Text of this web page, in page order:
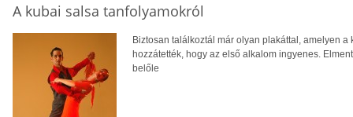
A kubai salsa tanfolyamokról
Biztosan találkoztál már olyan plakáttal, amelyen
hozzátették, hogy az első alkalom ingyenes.
belőle